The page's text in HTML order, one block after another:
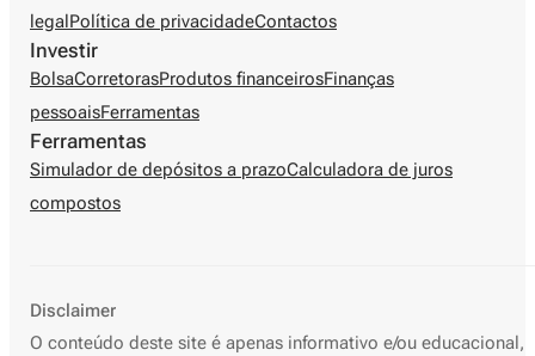
legalPolítica de privacidadeContactos
Investir
BolsaCorretorasProdutos financeirosFinanças
pessoaisFerramentas
Ferramentas
Simulador de depósitos a prazoCalculadora de juros
compostos
Disclaimer
O conteúdo deste site é apenas informativo e/ou educacional,